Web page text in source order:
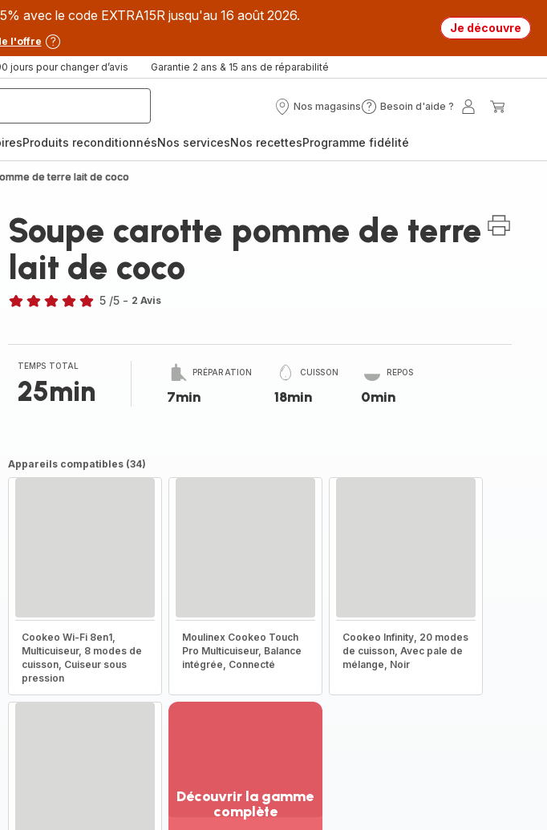
avec le code EXTRA15R jusqu'au 16 août 2026.
l'offre
Je découvre
jours pour changer d’avis Garantie 2 ans & 15 ans de réparabilité
Nos magasins
Nos
Besoin d'aide ?
Besoin
?
Mon
Produits reconditionnésNos servicesNos recettesProgramme fidélité
de terre lait de coco
Soupe carotte pomme de terre
lait de coco
étoiles
(moyenne)
5 /5 - 2 Avis
TEMPS TOTAL
25min
PRÉPARATION
7min
CUISSON
18min
REPOS
0min
Appareils compatibles (34)
Cookeo Wi-Fi 8en1,
Multicuiseur, 8 modes de
cuisson, Cuiseur sous
pression
Moulinex Cookeo Touch
Pro Multicuiseur, Balance
intégrée, Connecté
Cookeo Infinity, 20 modes
de cuisson, Avec pale de
mélange, Noir
Découvrir la gamme
complète